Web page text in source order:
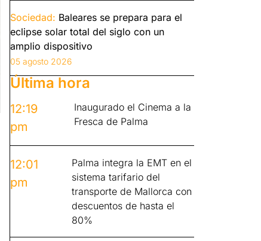
Sociedad: Baleares se prepara para el
eclipse solar total del siglo con un
amplio dispositivo
05 agosto 2026
Última hora
12:19
pm
Inaugurado el Cinema a la
Fresca de Palma
12:01
pm
Palma integra la EMT en el
sistema tarifario del
transporte de Mallorca con
descuentos de hasta el
80%